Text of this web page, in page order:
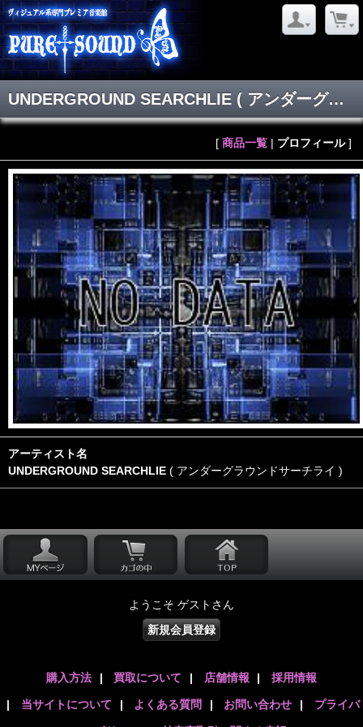
UNDERGROUND SEARCHLIE ( アンダーグラウンドサーチライ )
[ 商品一覧 | プロフィール]
アーティスト名
UNDERGROUND SEARCHLIE ( アンダーグラウンドサーチライ )
ようこそ ゲストさん
新規会員登録
購入方法 | 買取について | 店舗情報 | 採用情報
| 当サイトについて | よくある質問 | お問い合わせ | プライバ